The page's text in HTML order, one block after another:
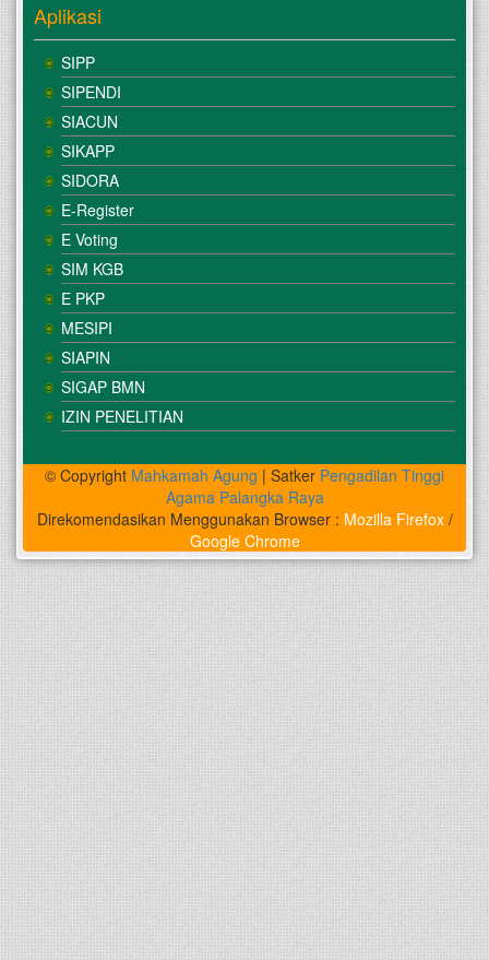
Aplikasi
SIPP
SIPENDI
SIACUN
SIKAPP
SIDORA
E-Register
E Voting
SIM KGB
E PKP
MESIPI
SIAPIN
SIGAP BMN
IZIN PENELITIAN
© Copyright Mahkamah Agung | Satker Pengadilan Tinggi
Agama Palangka Raya
Direkomendasikan Menggunakan Browser : Mozilla Firefox/
Google Chrome